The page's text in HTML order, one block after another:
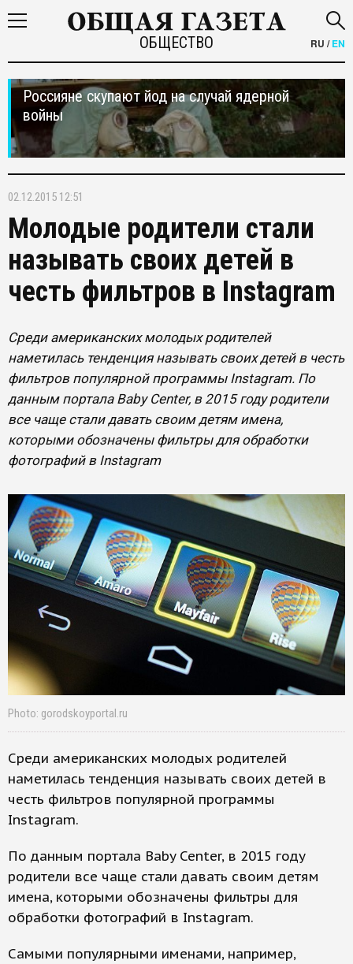
ОБЩЕСТВО RU /EN
Россияне скупают йод на случай ядерной
войны
02.12.2015 12:51
Молодые родители стали
называть своих детей в
честь фильтров в Instagram
Среди американских молодых родителей
наметилась тенденция называть своих детей в честь
фильтров популярной программы Instagram. По
данным портала Baby Center, в 2015 году родители
все чаще стали давать своим детям имена,
которыми обозначены фильтры для обработки
фотографий в Instagram
Photo: gorodskoyportal.ru
Среди американских молодых родителей
наметилась тенденция называть своих детей в
честь фильтров популярной программы
Instagram.
По данным портала Baby Center, в 2015 году
родители все чаще стали давать своим детям
имена, которыми обозначены фильтры для
обработки фотографий в Instagram.
Самыми популярными именами, например,